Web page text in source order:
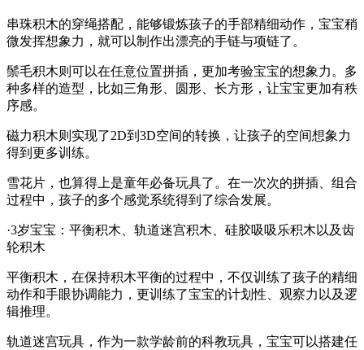
串珠积木的穿绳搭配，能够锻炼孩子的手部精细动作，宝宝稍
微发挥想象力，就可以制作出漂亮的手链与项链了。
鬃毛积木则可以在任意位置拼插，更加考验宝宝的想象力。多
种多样的造型，比如三角形、圆形、长方形，让宝宝更加有秩
序感。
磁力积木则实现了2D到3D空间的转换，让孩子的空间想象力
得到更多训练。
雪花片，也算得上是童年必备玩具了。在一次次的拼插、组合
过程中，孩子的多个感觉系统得到了综合发展。
·3岁宝宝：平衡积木、轨道迷宫积木、硅胶吸吸乐积木以及齿
轮积木
平衡积木，在保持积木平衡的过程中，不仅训练了孩子的精细
动作和手眼协调能力，更训练了宝宝的计划性、观察力以及逻
辑推理。
轨道迷宫玩具，作为一款学龄前的科教玩具，宝宝可以搭建任